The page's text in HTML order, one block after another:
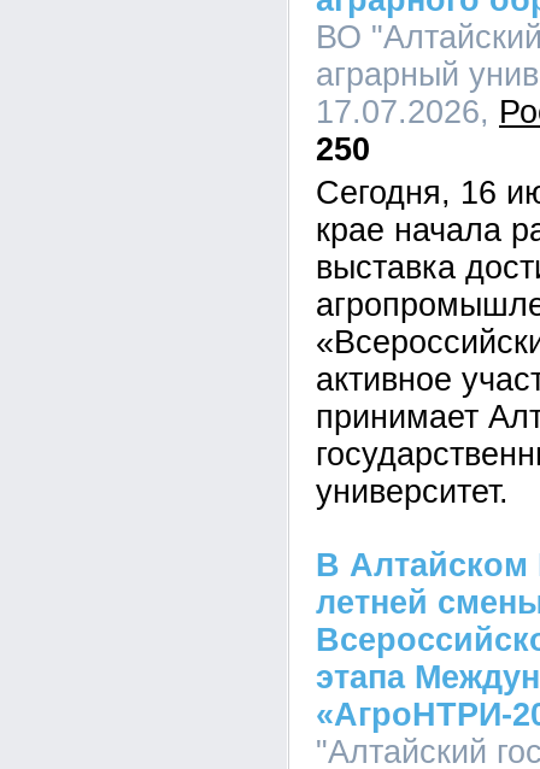
ВО
аграрный
17.07.2026,
250
Сегодня, 16
крае начала
выставка
активное
принимает
университет.
В Алтайском
летней
этапа
«АгроНТРИ-
"Алтайский